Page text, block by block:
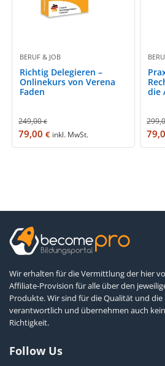
BERUF & JOB
Richtig Delegieren –
Onlinekurs von Verena
Faden
249,00€
79,00€ inkl. MwSt.
die
Wir erhalten für die Vermittlung der hier
Affiliate-Provision für alle über den
Produkte. Wir sind für die Qualität und
verantwortlich und übernehmen auch
Richtigkeit.
Follow Us